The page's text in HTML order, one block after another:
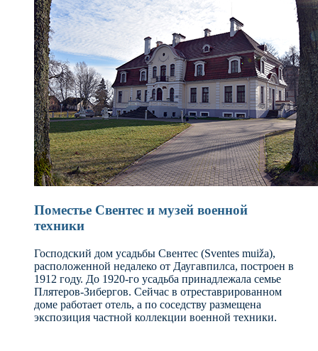
Поместье Свентес и музей военной
техники
Господский дом усадьбы Свентес (Sventes muiža),
расположенной недалеко от Даугавпилса, построен в
1912 году. До 1920-го усадьба принадлежала семье
Плятеров-Зибергов. Сейчас в отреставрированном
доме работает отель, а по соседству размещена
экспозиция частной коллекции военной техники.